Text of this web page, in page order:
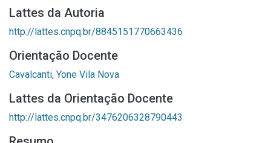
Lattes da Autoria
http://lattes.cnpq.br/8845151770663436
Orientação Docente
Cavalcanti, Yone Vila Nova
Lattes da Orientação Docente
http://lattes.cnpq.br/3476206328790443